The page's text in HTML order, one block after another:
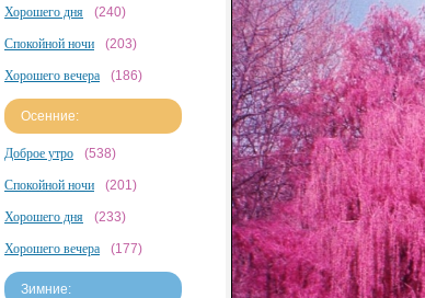
Хорошего дня (240)
Спокойной ночи (203)
Хорошего вечера (186)
Осенние:
Доброе утро (538)
Спокойной ночи (201)
Хорошего дня (233)
Хорошего вечера (177)
Зимние: